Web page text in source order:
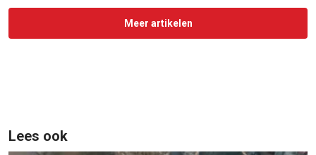
Meer artikelen
Lees ook